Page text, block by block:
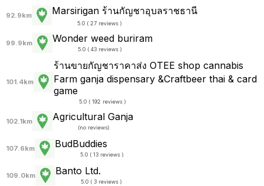
92.9km Marsirigan ร้านกัญชาอุบลราชธานี
5.0 ( 27 reviews )
99.9km Wonder weed buriram
5.0 ( 43 reviews )
101.4km
ร้านขายกัญชาราคาส่ง OTEE shop cannabis
Farm ganja dispensary &Craftbeer thai & card
game
5.0 ( 192 reviews )
102.1km Agricultural Ganja
(no reviews)
107.6km BudBuddies
5.0 ( 13 reviews )
109.0km Banto Ltd.
5.0 ( 3 reviews )